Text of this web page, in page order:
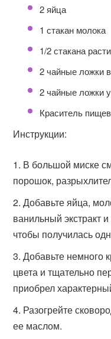
2 яйца
1 стакан молока
1/2 стакана
2 чайные ложки
2 чайные ложки
Краситель
Инструкции:
В большой миске
порошок,
Добавьте яйца,
ванильный экстракт
чтобы получилась
Добавьте немного
цвета и тщательно
приобрел
Разогрейте
ее маслом.